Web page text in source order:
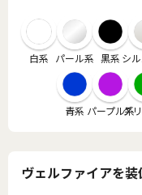
白系 パール系 黒系 シ
青系 パープル系
グ
ヴェルファイアを